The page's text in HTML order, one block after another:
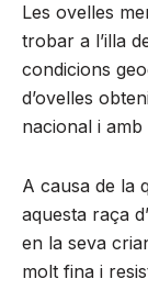
Les ovelles
trobar a l’illa
condicions
d’ovelles
nacional i
A causa de la
aquesta raça
en la seva
molt fina i